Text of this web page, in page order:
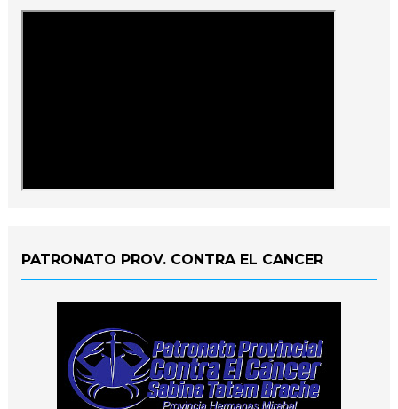
PATRONATO PROV. CONTRA EL CANCER